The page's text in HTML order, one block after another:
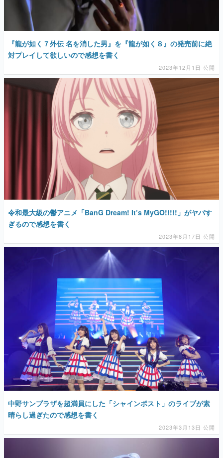
『龍が如く７外伝 名を消した男』を『龍が如く８』の発売前に絶
対プレイして欲しいので感想を書く
2023年12月1日 公開
令和最大級の鬱アニメ「BanG Dream! It’s MyGO!!!!!」がヤバす
ぎるので感想を書く
2023年8月17日 公開
中野サンプラザを超満員にした「シャインポスト」のライブが素
晴らし過ぎたので感想を書く
2023年3月13日 公開